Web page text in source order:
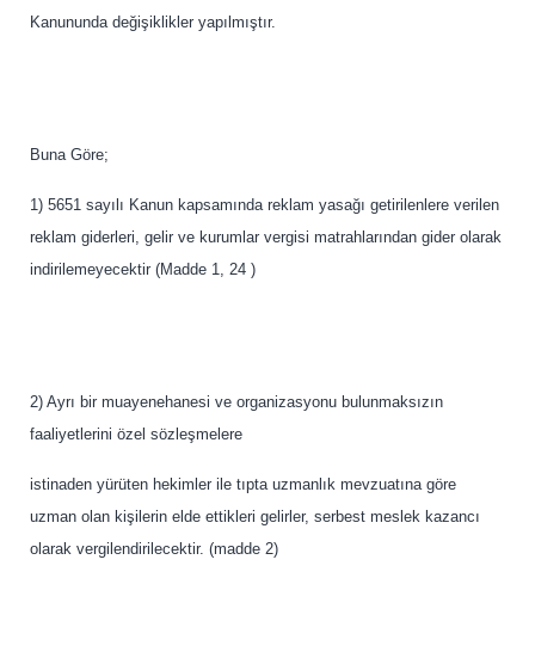
Kanununda değişiklikler yapılmıştır.
Buna Göre;
1) 5651 sayılı Kanun kapsamında reklam yasağı getirilenlere verilen
reklam giderleri, gelir ve kurumlar vergisi matrahlarından gider olarak
indirilemeyecektir (Madde 1, 24 )
2) Ayrı bir muayenehanesi ve organizasyonu bulunmaksızın
faaliyetlerini özel sözleşmelere
istinaden yürüten hekimler ile tıpta uzmanlık mevzuatına göre
uzman olan kişilerin elde ettikleri gelirler, serbest meslek kazancı
olarak vergilendirilecektir. (madde 2)